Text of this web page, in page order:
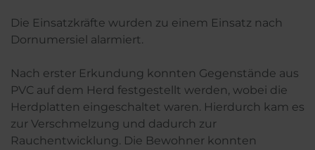
Die Einsatzkräfte wurden zu einem Einsatz nach
Dornumersiel alarmiert.
Nach erster Erkundung konnten Gegenstände aus
PVC auf dem Herd festgestellt werden, wobei die
Herdplatten eingeschaltet waren. Hierdurch kam es
zur Verschmelzung und dadurch zur
Rauchentwicklung. Die Bewohner konnten